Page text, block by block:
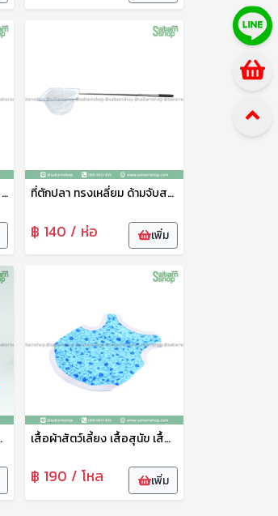
อาหารปลาหางนกยูง ปลาทอง ปลาคราฟ ปลาสวยงามทุกชนิด เกรดเอ น้ำไม่ขุ่น แถมฟรีกระปุกใส่อาหารปลา (เม็ดจิ๋ว) ที่ตักปลา ทรงเหลี่ยม ด้ามจับสแตนเลส ขนาด 18*26ซม ที่ตักปลาเนื้อดี สวิงตักปลา ตาข่ายช้อนปลา ด้ามจับอย่างดี แข็งแรง ทนทาน N-293
฿ 140 / ห่อ เพิ่ม
ช้อนตักอเนกประสงค์ PT เสื้อผ้าสัตว์เลี้ยง เสื้อสุนัข เสื้อแมว สกรีนลายน่ารัก No.6-100
฿ 190 / โหล เพิ่ม